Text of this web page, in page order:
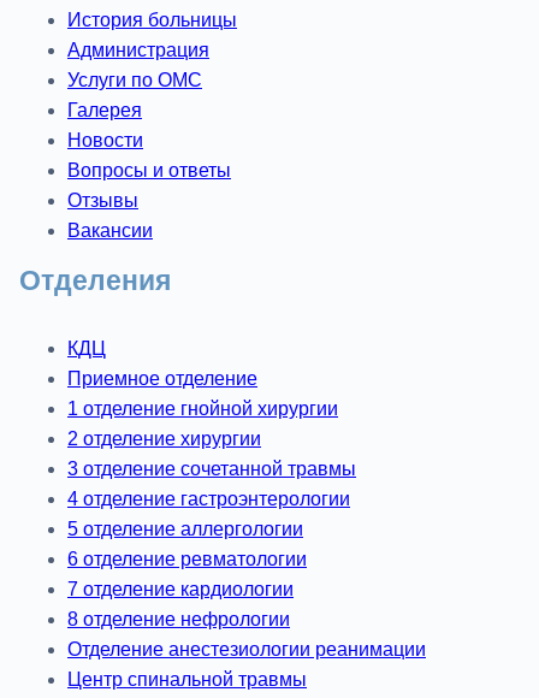
История больницы
Администрация
Услуги по ОМС
Галерея
Новости
Вопросы и ответы
Отзывы
Вакансии
Отделения
КДЦ
Приемное отделение
1 отделение гнойной хирургии
2 отделение хирургии
3 отделение сочетанной травмы
4 отделение гастроэнтерологии
5 отделение аллергологии
6 отделение ревматологии
7 отделение кардиологии
8 отделение нефрологии
Отделение анестезиологии реанимации
Центр спинальной травмы